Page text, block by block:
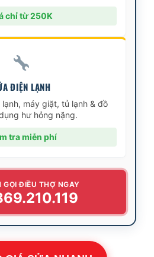
chỉ từ 250K
ĐIỆN LẠNH
máy giặt, tủ lạnh & đồ
hư hỏng nặng.
tra miễn phí
GỌI ĐIỀU THỢ NGAY